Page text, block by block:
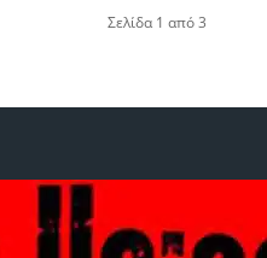
Σελίδα 1 από 3